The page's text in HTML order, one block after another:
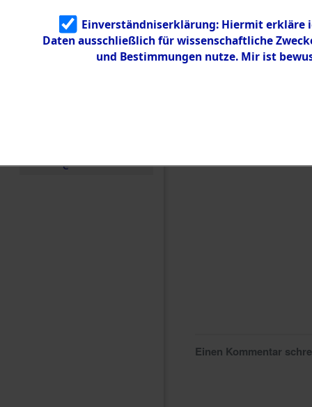
Identifizierun
g
5.3.3
Todesmärsch
e
Einen Kommentar
Einverständniserklärung: Hiermit erkläre
Daten ausschließlich für wissenschaftliche
und Bestimmungen nutze. Mir ist